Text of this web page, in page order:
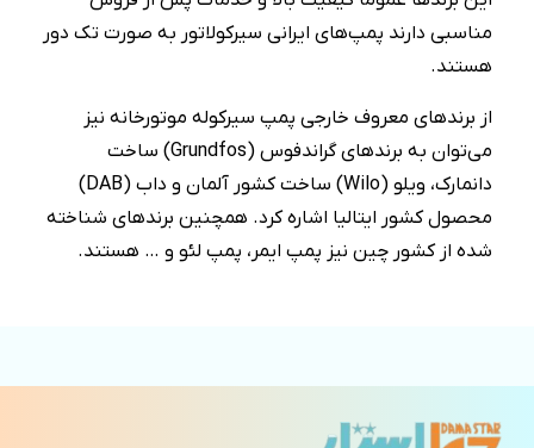
مناسبی دارند پمپ‌های ایرانی سیرکولاتور به صورت تک دور
هستند.
از برندهای معروف خارجی پمپ‌ سیرکوله موتورخانه نیز
می‌توان به برندهای گراندفوس (Grundfos) ساخت
دانمارک، ویلو (Wilo) ساخت کشور آلمان و داب (DAB)
محصول کشور ایتالیا اشاره کرد. همچنین برندهای شناخته
شده از کشور چین نیز پمپ ایمر، پمپ لئو و … هستند.